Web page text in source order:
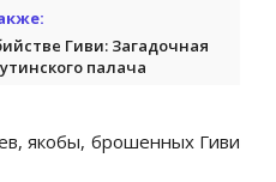
Гиви: Загадочная
палача
якобы, брошенных Гиви